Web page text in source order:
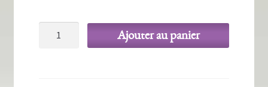
25,00 €.
est :
12,50 €.
Ajouter au panier